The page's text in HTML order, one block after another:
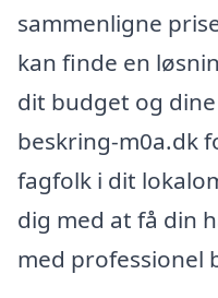
sammenligne
kan finde en
dit budget og
beskring-m0a.dk
fagfolk i dit
dig med at få din
med professionel